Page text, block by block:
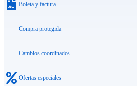
Boleta y factura
Compra protegida
Cambios coordinados
Ofertas especiales